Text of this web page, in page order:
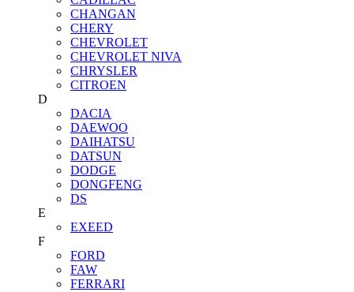
CHANGAN
CHERY
CHEVROLET
CHEVROLET NIVA
CHRYSLER
CITROEN
D
DACIA
DAEWOO
DAIHATSU
DATSUN
DODGE
DONGFENG
DS
E
EXEED
F
FORD
FAW
FERRARI